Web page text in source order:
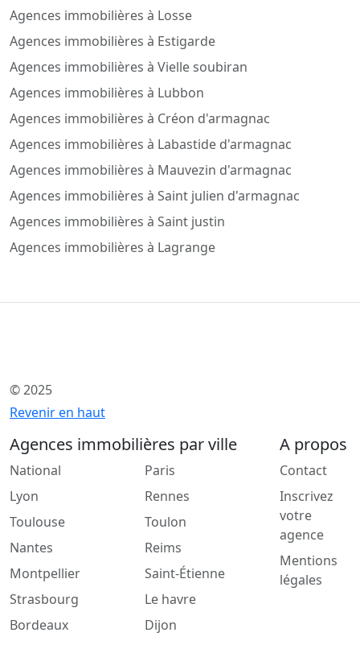
Agences immobilières à Losse
Agences immobilières à Estigarde
Agences immobilières à Vielle soubiran
Agences immobilières à Lubbon
Agences immobilières à Créon d'armagnac
Agences immobilières à Labastide d'armagnac
Agences immobilières à Mauvezin d'armagnac
Agences immobilières à Saint julien d'armagnac
Agences immobilières à Saint justin
Agences immobilières à Lagrange
© 2025
Revenir en haut
Agences immobilières par ville
National
Lyon
Toulouse
Nantes
Montpellier
Strasbourg
Bordeaux
Paris
Rennes
Toulon
Reims
Saint-Étienne
Le havre
Dijon
A propos
Contact
Inscrivez
votre
agence
Mentions
légales